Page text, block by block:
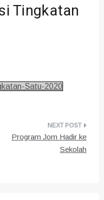
Tingkatan
Satu-2020
Program Jom Hadir ke
Sekolah